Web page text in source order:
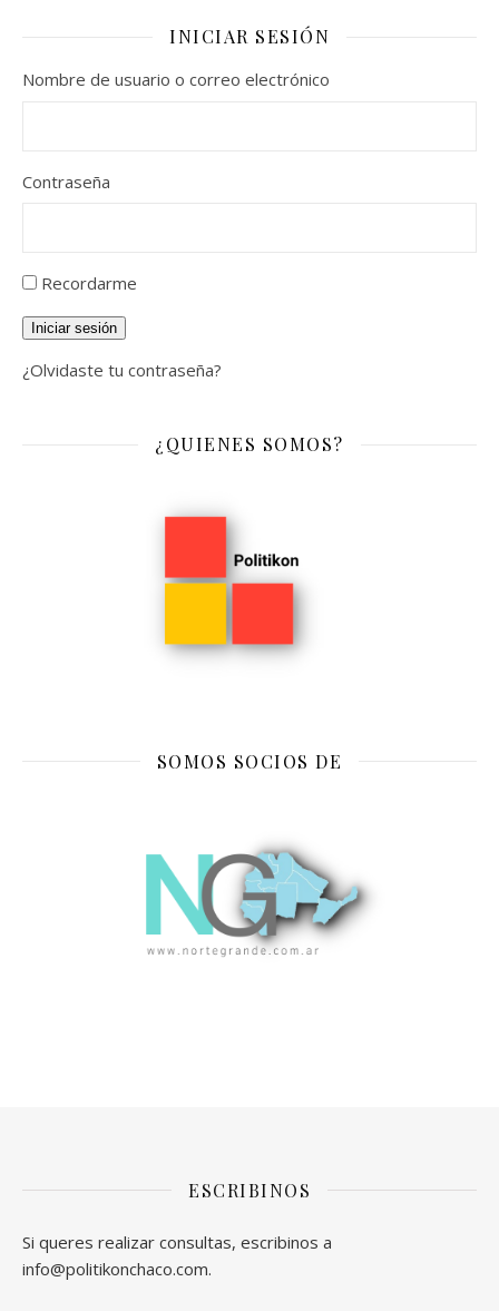
INICIAR SESIÓN
Nombre de usuario o correo electrónico
Contraseña
Recordarme
Iniciar sesión
¿Olvidaste tu contraseña?
¿QUIENES SOMOS?
SOMOS SOCIOS DE
ESCRIBINOS
Si queres realizar consultas, escribinos a
info@politikonchaco.com.